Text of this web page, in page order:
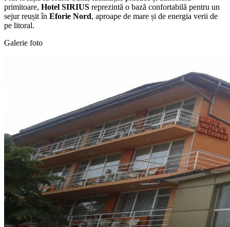
primitoare, Hotel SIRIUS reprezintă o bază confortabilă pentru un
sejur reușit în Eforie Nord, aproape de mare și de energia verii de
pe litoral.
Galerie foto